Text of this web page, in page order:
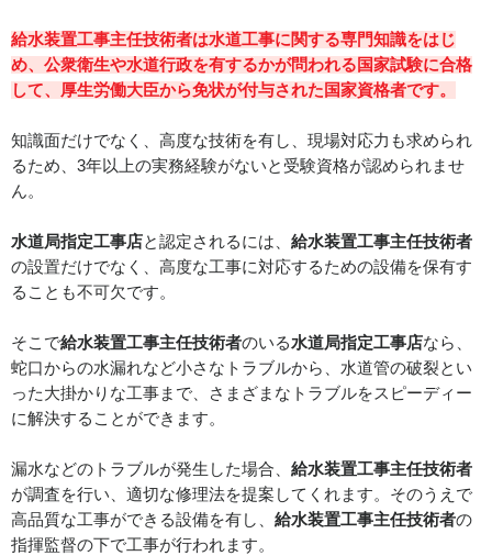
給水装置工事主任技術者は水道工事に関する専門知識をはじ
め、公衆衛生や水道行政を有するかが問われる国家試験に合格
して、厚生労働大臣から免状が付与された国家資格者です。
知識面だけでなく、高度な技術を有し、現場対応力も求められ
るため、3年以上の実務経験がないと受験資格が認められませ
ん。
水道局指定工事店と認定されるには、 給水装置工事主任技術者
の設置だけでなく、高度な工事に対応するための設備を保有す
ることも不可欠です。
そこで給水装置工事主任技術者のいる水道局指定工事店なら、
蛇口からの水漏れなど小さなトラブルから、水道管の破裂とい
った大掛かりな工事まで、さまざまなトラブルをスピーディー
に解決することができます。
漏水などのトラブルが発生した場合、 給水装置工事主任技術者
が調査を行い、適切な修理法を提案してくれます。そのうえで
高品質な工事ができる設備を有し、 給水装置工事主任技術者の
指揮監督の下で工事が行われます。